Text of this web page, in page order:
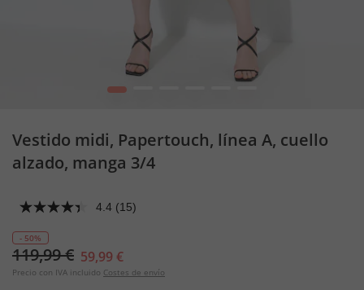
1
Vestido midi, Papertouch, línea A, cuello
alzado, manga 3/4
4.4 (15)
- 50%
119,99 € 59,99 €
Precio con IVA incluido Costes de envío